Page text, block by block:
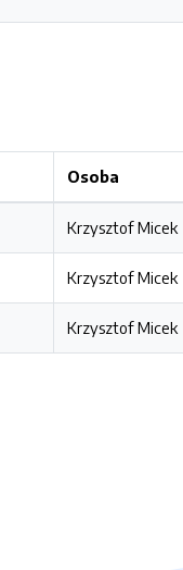
Osoba
Krzysztof Micek
Krzysztof Micek
Krzysztof Micek